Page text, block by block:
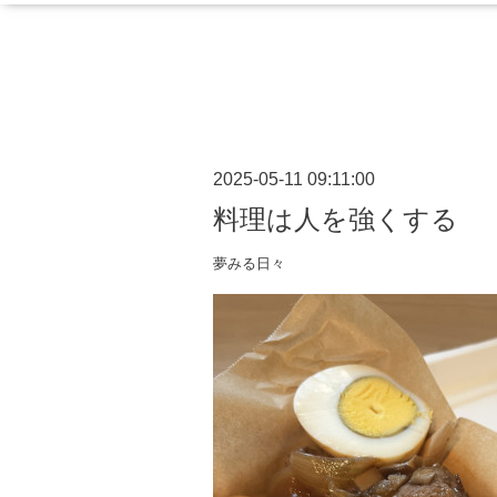
2025-05-11 09:11:00
料理は人を強くする
夢みる日々